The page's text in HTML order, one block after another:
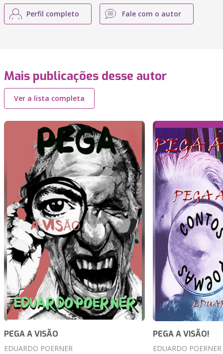
Perfil completo Fale com o autor
Mais publicações desse autor
Ver a lista completa
PEGA A VISÃO
EDUARDO POERNER
PEGA A VISÃO!
EDUARDO POERNER